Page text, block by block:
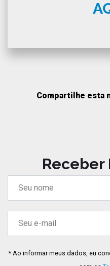
Compartilhe esta
Receber
* Ao informar meus dados, eu